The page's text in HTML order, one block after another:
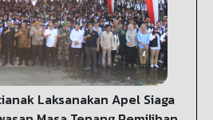
Laksanakan Apel Siaga